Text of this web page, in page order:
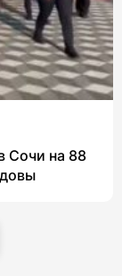
Сочи на 88